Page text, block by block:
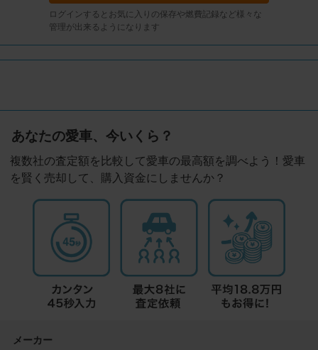
ログインするとお気に入りの保存や燃費記録など様々な
管理が出来るようになります
あなたの愛車、今いくら？
複数社の査定額を比較して愛車の最高額を調べよう！愛車
を賢く売却して、購入資金にしませんか？
メーカー